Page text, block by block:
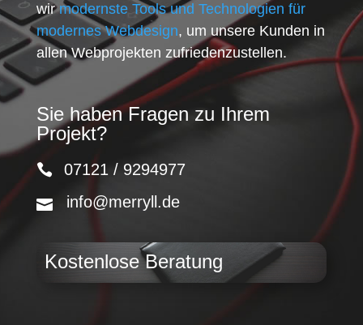
wirmodernste Tools und Technologien für
modernes Webdesign, um unsere Kunden in
allen Webprojekten zufriedenzustellen.
Sie haben Fragen zu Ihrem
Projekt?
07121 / 9294977
info@merryll.de
Kostenlose Beratung